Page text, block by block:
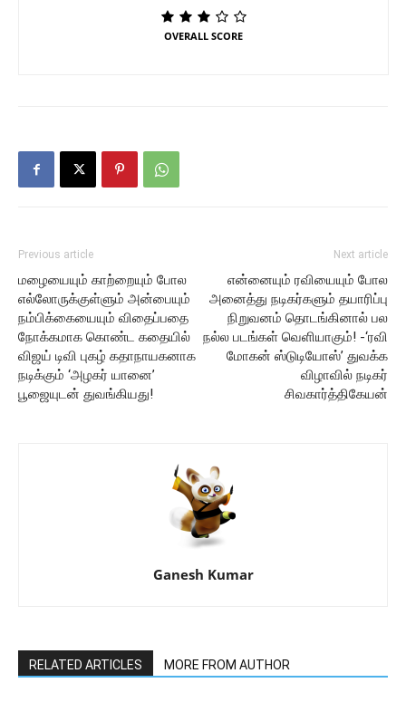
OVERALL SCORE
Previous article
மழையையும் காற்றையும் போல
எல்லோருக்குள்ளும் அன்பையும்
நம்பிக்கையையும் விதைப்பதை
நோக்கமாக கொண்ட கதையில்
விஜய் டிவி புகழ் கதாநாயகனாக
நடிக்கும் ‘அழகர் யானை’
பூஜையுடன் துவங்கியது!
Next article
என்னையும் ரவியையும் போல
அனைத்து நடிகர்களும் தயாரிப்பு
நிறுவனம் தொடங்கினால் பல
நல்ல படங்கள் வெளியாகும்! -‘ரவி
மோகன் ஸ்டுடியோஸ்’ துவக்க
விழாவில் நடிகர்
சிவகார்த்திகேயன்
Ganesh Kumar
RELATED ARTICLES MORE FROM AUTHOR